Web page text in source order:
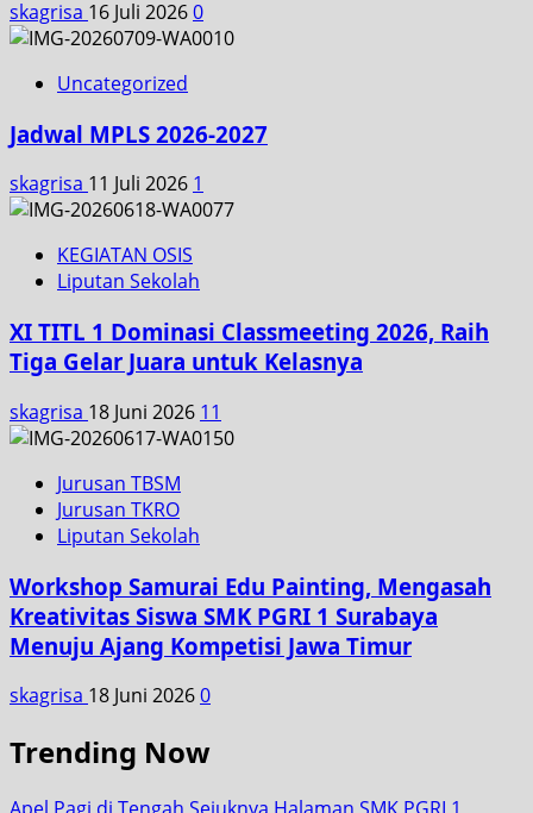
skagrisa 16 Juli 20260
Uncategorized
Jadwal MPLS 2026-2027
skagrisa 11 Juli 2026 1
KEGIATAN OSIS
Liputan Sekolah
XI TITL 1 Dominasi Classmeeting 2026, Raih
Tiga Gelar Juara untuk Kelasnya
skagrisa 18 Juni 2026 11
Jurusan TBSM
Jurusan TKRO
Liputan Sekolah
Workshop Samurai Edu Painting, Mengasah
Kreativitas Siswa SMK PGRI 1 Surabaya
Menuju Ajang Kompetisi Jawa Timur
skagrisa 18 Juni 20260
Trending Now